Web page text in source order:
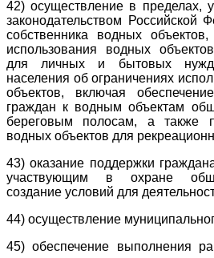
42) осуществление в пределах,
законодательством Российской
собственника водных
использования водных
для личных и бытовых
населения об ограничениях
объектов, включая
граждан к водным объектам
береговым полосам, а также
водных объектов для
43) оказание поддержки
участвующим в охране
создание условий для
44) осуществление
45) обеспечение выполнения